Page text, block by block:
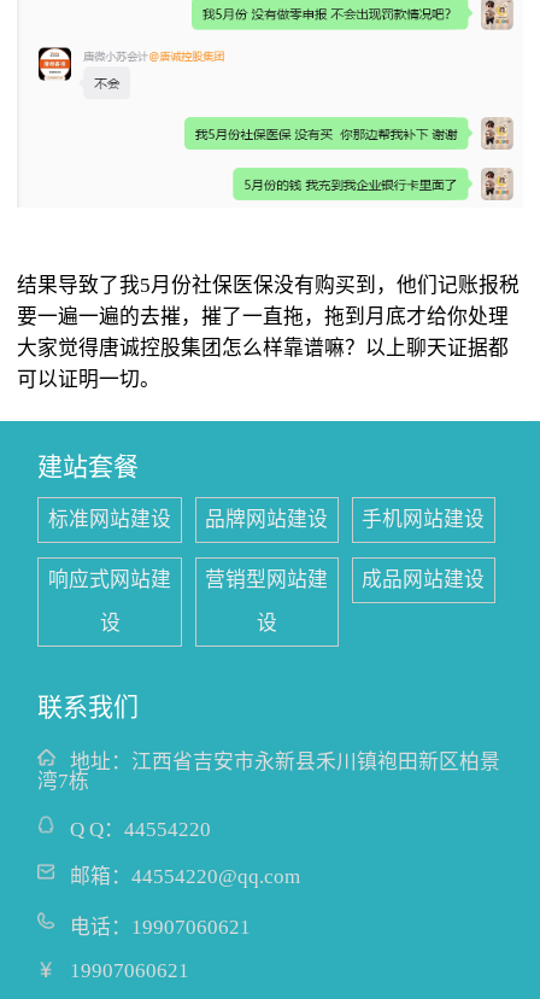
结果导致了我5月份社保医保没有购买到，他们记账报税
要一遍一遍的去摧，摧了一直拖，拖到月底才给你处理
大家觉得唐诚控股集团怎么样靠谱嘛？以上聊天证据都
可以证明一切。
建站套餐
标准网站建设 品牌网站建设 手机网站建设
响应式网站建
设
营销型网站建
设
成品网站建设
联系我们
地址： 江西省吉安市永新县禾川镇袍田新区柏景
湾7栋
Q Q： 44554220
邮箱： 44554220@qq.com
电话： 19907060621
19907060621